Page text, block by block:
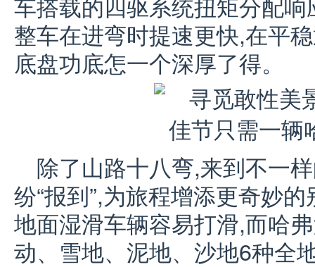
整车在进弯时提速更快,在平
底盘功底怎一个深厚了得。
除了山路十八弯,来到不一
纷“报到”,为旅程增添更奇妙
地面湿滑车辆容易打滑,而哈
动、雪地、泥地、沙地6种全